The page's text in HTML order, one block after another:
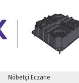
Nöbetçi Eczane